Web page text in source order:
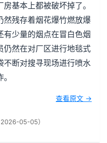
基本上都被破坏掉了。
然残存着烟花爆竹燃放爆
少量的烟点在冒白色烟
仍然在对厂区进行地毯式
不断对搜寻现场进行喷水
查看原文 →
05-05）